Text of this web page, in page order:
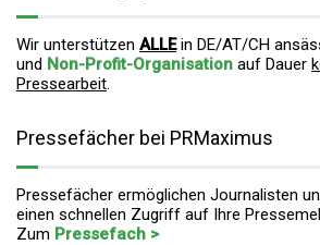
Wir unterstützen ALLEin DE/AT/CH
und Non-Profit-Organisation auf Dauer
Pressearbeit.
Pressefächer bei PRMaximus
Pressefächer ermöglichen Journalisten
einen schnellen Zugriff auf Ihre
Zum Pressefach >